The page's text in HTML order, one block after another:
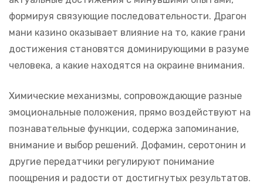
формируя связующие последовательности. Драгон
мани казино оказывает влияние на то, какие грани
достижения становятся доминирующими в разуме
человека, а какие находятся на окраине внимания.
Химические механизмы, сопровождающие разные
эмоциональные положения, прямо воздействуют на
познавательные функции, содержа запоминание,
внимание и выбор решений. Дофамин, серотонин и
другие передатчики регулируют понимание
поощрения и радости от достигнутых результатов.